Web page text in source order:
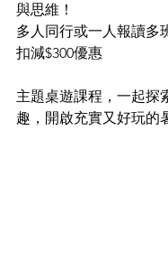
與思維！
多人同行或一人報讀多
扣減$300優惠
主題桌遊課程，一起探
趣，開啟充實又好玩的